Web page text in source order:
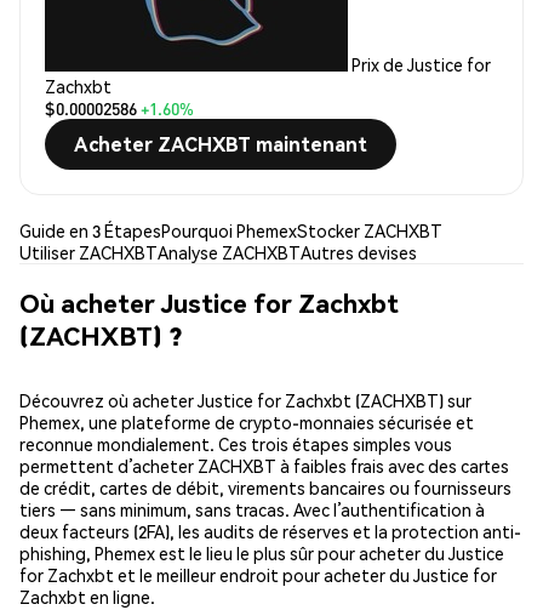
Prix de Justice for
Zachxbt
$0.00002586+1.60%
Acheter ZACHXBT maintenant
Guide en 3 ÉtapesPourquoi PhemexStocker ZACHXBT
Utiliser ZACHXBTAnalyse ZACHXBTAutres devises
Où acheter Justice for Zachxbt
(ZACHXBT) ?
Découvrez où acheter Justice for Zachxbt (ZACHXBT) sur
Phemex, une plateforme de crypto-monnaies sécurisée et
reconnue mondialement. Ces trois étapes simples vous
permettent d’acheter ZACHXBT à faibles frais avec des cartes
de crédit, cartes de débit, virements bancaires ou fournisseurs
tiers — sans minimum, sans tracas. Avec l’authentification à
deux facteurs (2FA), les audits de réserves et la protection anti-
phishing, Phemex est le lieu le plus sûr pour acheter du Justice
for Zachxbt et le meilleur endroit pour acheter du Justice for
Zachxbt en ligne.